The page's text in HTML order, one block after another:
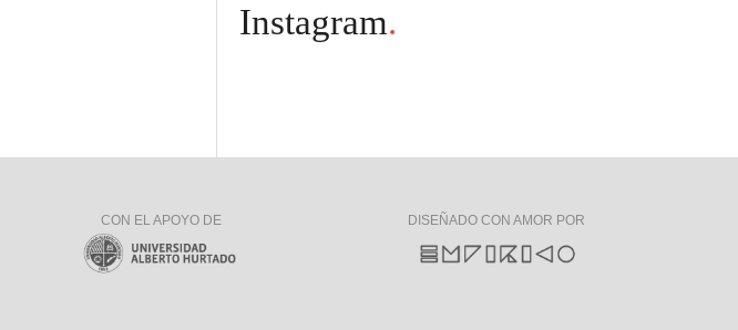
Instagram.
CON EL APOYO DE DISEÑADO CON AMOR POR